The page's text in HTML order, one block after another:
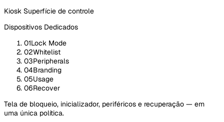
Kiosk Superfície de controle
Dispositivos Dedicados
01Lock Mode
02Whitelist
03Peripherals
04Branding
05Usage
06Recover
Tela de bloqueio, inicializador, periféricos e recuperação — em
uma única política.